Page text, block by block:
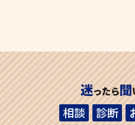
迷ったら聞
相談 診断